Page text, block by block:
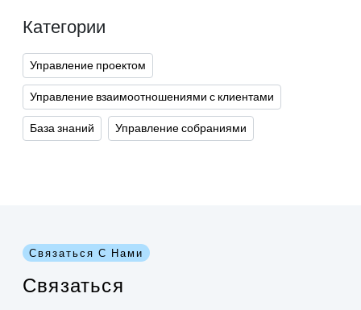
Категории
Управление проектом
Управление взаимоотношениями с клиентами
База знаний Управление собраниями
Связаться С Нами
Связаться